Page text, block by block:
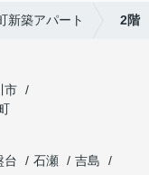
新築アパート 2階
市
台 石瀬
吉島